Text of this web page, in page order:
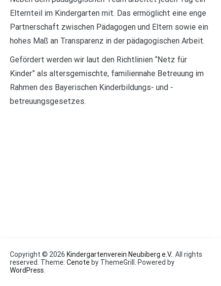
Elternteil im Kindergarten mit. Das ermöglicht eine enge
Partnerschaft zwischen Pädagogen und Eltern sowie ein
hohes Maß an Transparenz in der pädagogischen Arbeit.
Gefördert werden wir laut den Richtlinien “Netz für
Kinder” als altersgemischte, familiennahe Betreuung im
Rahmen des Bayerischen Kinderbildungs- und -
betreuungsgesetzes.
Copyright © 2026 Kindergartenverein Neubiberg e.V.. All rights
reserved. Theme: Cenote by ThemeGrill. Powered by
WordPress.